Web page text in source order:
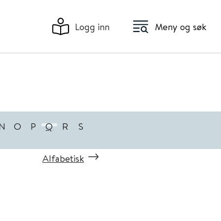
Logg inn Meny og søk
O P Q R S
Alfabetisk